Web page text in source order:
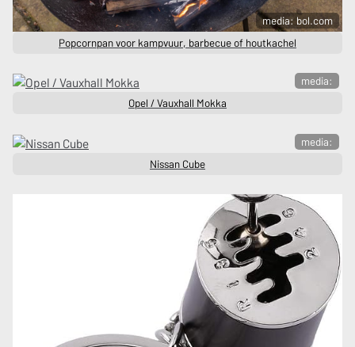
media: bol.com
Popcornpan voor kampvuur, barbecue of houtkachel
media:
Opel / Vauxhall Mokka
media:
Nissan Cube